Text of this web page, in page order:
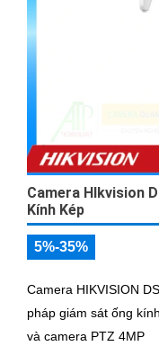
Camera HIkvision
Kính Kép
5%-35%
Camera HIKVISION
pháp giám sát ống
và camera PTZ 4MP